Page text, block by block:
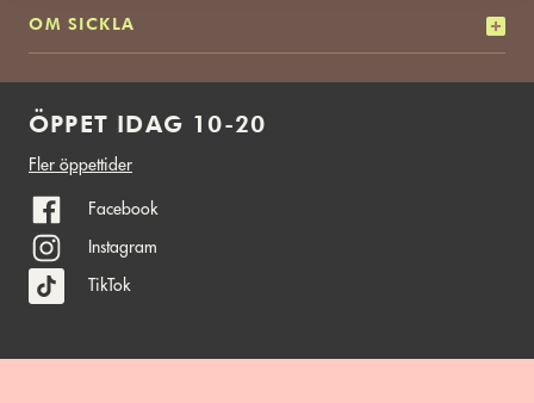
OM SICKLA
ÖPPET IDAG 10-20
Fler öppettider
Facebook
Instagram
TikTok